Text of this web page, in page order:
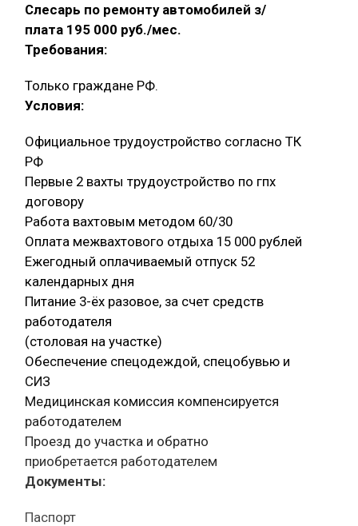
Слесарь по ремонту автомобилей з/
плата 195 000 руб./мес.
Требования:
Только граждане РФ.
Условия:
Официальное трудоустройство согласно ТК
РФ
Первые 2 вахты трудоустройство по гпх
договору
Работа вахтовым методом 60/30
Оплата межвахтового отдыха 15 000 рублей
Ежегодный оплачиваемый отпуск 52
календарных дня
Питание 3-ёх разовое, за счет средств
работодателя
(столовая на участке)
Обеспечение спецодеждой, спецобувью и
СИЗ
Медицинская комиссия компенсируется
работодателем
Проезд до участка и обратно
приобретается работодателем
Документы:
Паспорт